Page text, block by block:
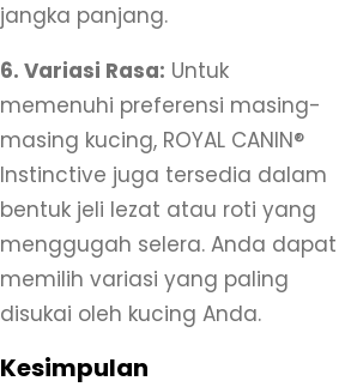
jangka panjang.
6. Variasi Rasa: Untuk
memenuhi preferensi masing-
masing kucing, ROYAL CANIN®
Instinctive juga tersedia dalam
bentuk jeli lezat atau roti yang
menggugah selera. Anda dapat
memilih variasi yang paling
disukai oleh kucing Anda.
Kesimpulan